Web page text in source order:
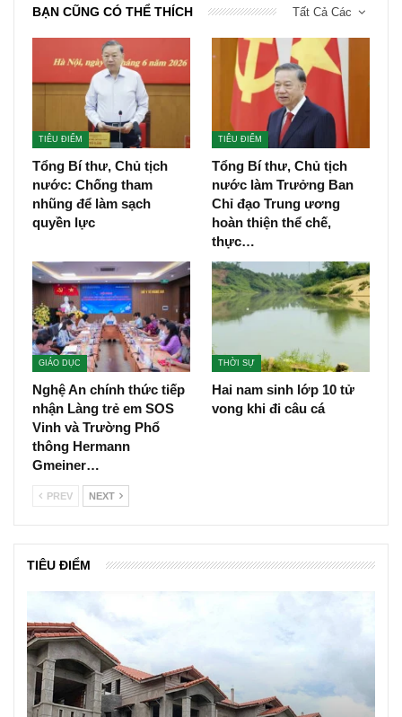
Tất Cả Các
BẠN CŨNG CÓ THỂ THÍCH
TIÊU ĐIỂM
Tổng Bí thư, Chủ tịch
nước: Chống tham
nhũng để làm sạch
quyền lực
TIÊU ĐIỂM
Tổng Bí thư, Chủ tịch
nước làm Trưởng Ban
Chỉ đạo Trung ương
hoàn thiện thể chế,
thực…
GIÁO DỤC
Nghệ An chính thức tiếp
nhận Làng trẻ em SOS
Vinh và Trường Phổ
thông Hermann
Gmeiner…
THỜI SỰ
Hai nam sinh lớp 10 tử
vong khi đi câu cá
PREV NEXT
TIÊU ĐIỂM